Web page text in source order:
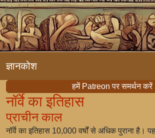
ज्ञानकोश
हमें Patreon पर समर्थन करें
नॉर्वे का इतिहास
प्राचीन काल
नॉर्वे का इतिहास 10,000 वर्षों से अधिक पुराना है।